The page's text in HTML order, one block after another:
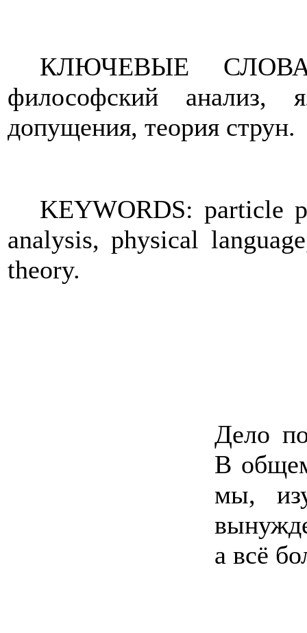
КЛЮЧЕВЫЕ СЛОВА:
философский анализ,
допущения, теория струн.
KEYWORDS: particle
analysis, physical
theory.
Дело
В
мы,
а всё